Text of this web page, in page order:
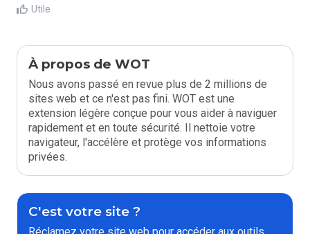
Utile
À propos de WOT
Nous avons passé en revue plus de 2 millions de
sites web et ce n'est pas fini. WOT est une
extension légère conçue pour vous aider à naviguer
rapidement et en toute sécurité. Il nettoie votre
navigateur, l'accélère et protège vos informations
privées.
C'est votre site ?